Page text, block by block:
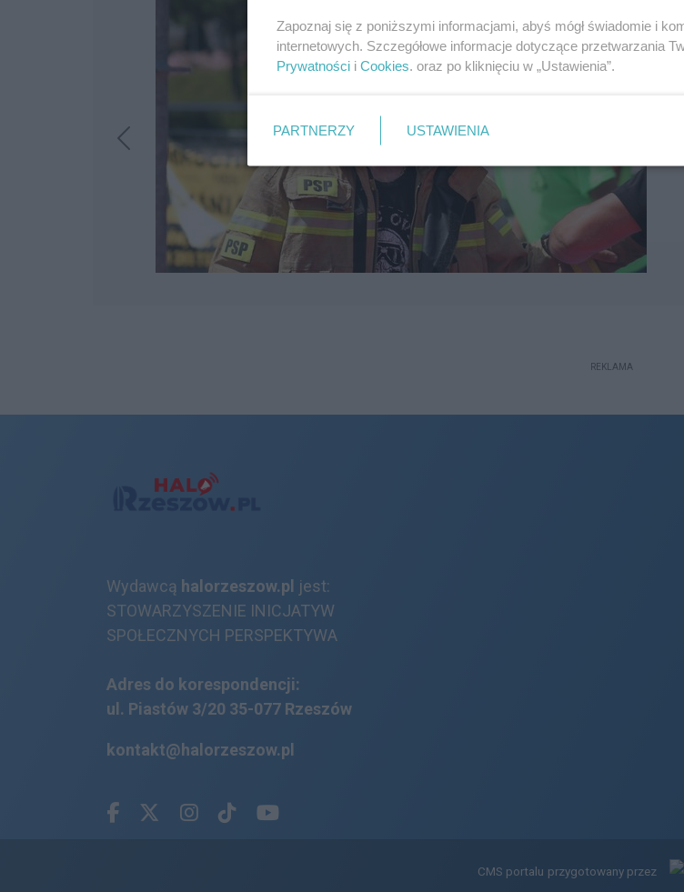
REKLAMA
Wydawcą halorzeszow.pl jest:
STOWARZYSZENIE INICJATYW
SPOŁECZNYCH PERSPEKTYWA
Adres do korespondencji:
ul. Piastów 3/20 35-077 Rzeszów
kontakt@halorzeszow.pl
Facebook.com
X.comInstagram.com
Tiktok.com
Youtube.com
CMS portalu przygotowany przez
Zapoznaj się z poniższymi informacjami, abyś mógł świadomie i
internetowych. Szczegółowe informacje dotyczące przetwarzania
Prywatności i Cookies. oraz po kliknięciu w „Ustawienia”.
PARTNERZY USTAWIENIA